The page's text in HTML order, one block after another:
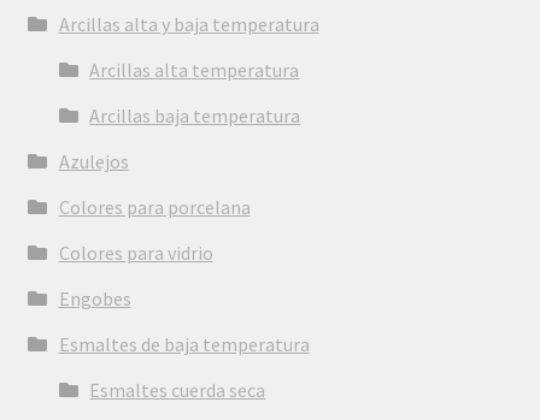
Arcillas alta y baja temperatura
Arcillas alta temperatura
Arcillas baja temperatura
Azulejos
Colores para porcelana
Colores para vidrio
Engobes
Esmaltes de baja temperatura
Esmaltes cuerda seca